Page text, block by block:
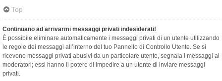
Top
Continuano ad arrivarmi messaggi privati indesiderati!
È possibile eliminare automaticamente i messaggi privati ​​di un utente utilizzando
le regole dei messaggi all’interno del tuo Pannello di Controllo Utente. Se si
ricevono messaggi privati ​​abusivi da un particolare utente, segnala i messaggi ai
moderatori; essi hanno il potere di impedire a un utente di inviare messaggi
privati​​.